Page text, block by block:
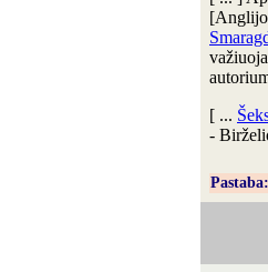
[ ...
-
Pastaba: